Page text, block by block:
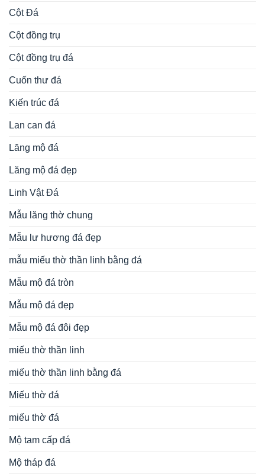
Cột Đá
Cột đồng trụ
Cột đồng trụ đá
Cuốn thư đá
Kiến trúc đá
Lan can đá
Lăng mộ đá
Lăng mộ đá đẹp
Linh Vật Đá
Mẫu lăng thờ chung
Mẫu lư hương đá đẹp
mẫu miếu thờ thần linh bằng đá
Mẫu mộ đá tròn
Mẫu mộ đá đẹp
Mẫu mộ đá đôi đẹp
miếu thờ thần linh
miếu thờ thần linh bằng đá
Miếu thờ đá
miếu thờ đá
Mộ tam cấp đá
Mộ tháp đá